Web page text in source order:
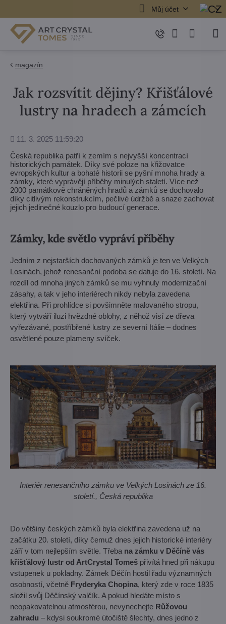
Můj účet
magazín
Jak rozsvítit dějiny? Křišťálové
lustry na hradech a zámcích
Přidáno
11. 3. 2025 11:59:20
Česká republika patří k zemím s nejvyšší koncentrací
historických památek. Díky své poloze na křižovatce
evropských kultur a bohaté historii se pyšní mnoha hrady a
zámky, které vyprávějí příběhy minulých staletí. Více než
2000 památkově chráněných hradů a zámků se dochovalo
díky citlivým rekonstrukcím, pečlivé údržbě a snaze zachovat
jejich jedinečné kouzlo pro budoucí generace.
Zámky, kde světlo vypráví příběhy
Jedním z nejstarších dochovaných zámků je ten ve Velkých
Losinách, jehož renesanční podoba se datuje do 16. století. Na
rozdíl od mnoha jiných zámků se mu vyhnuly modernizační
zásahy, a tak v jeho interiérech nikdy nebyla zavedena
elektřina. Při prohlídce si povšimněte malovaného stropu,
který vytváří iluzi hvězdné oblohy, z něhož visí ze dřeva
vyřezávané, postříbřené lustry ze severní Itálie – dodnes
osvětlené pouze plameny svíček.
Interiér renesančního zámku ve Velkých Losinách ze 16.
století., Česká republika
Do většiny českých zámků byla elektřina zavedena už na
začátku 20. století, díky čemuž dnes jejich historické interiéry
září v tom nejlepším světle. Třeba na zámku v Děčíně vás
křišťálový lustr od ArtCrystal Tomeš přivítá hned při nákupu
vstupenek u pokladny. Zámek Děčín hostil řadu významných
osobností, včetně Fryderyka Chopina, který zde v roce 1835
složil svůj Děčínský valčík. A pokud hledáte místo s
neopakovatelnou atmosférou, nevynechejte Růžovou
zahradu – kdysi soukromé útočiště šlechty, dnes jedno z